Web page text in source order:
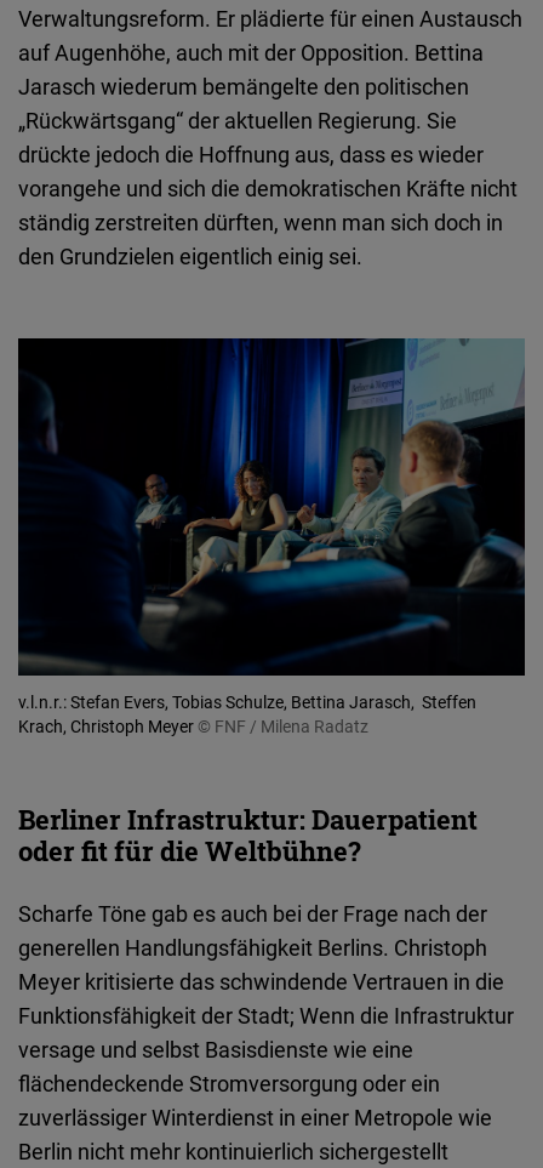
Verwaltungsreform. Er plädierte für einen Austausch
auf Augenhöhe, auch mit der Opposition. Bettina
Jarasch wiederum bemängelte den politischen
„Rückwärtsgang“ der aktuellen Regierung. Sie
drückte jedoch die Hoffnung aus, dass es wieder
vorangehe und sich die demokratischen Kräfte nicht
ständig zerstreiten dürften, wenn man sich doch in
den Grundzielen eigentlich einig sei.
v.l.n.r.: Stefan Evers, Tobias Schulze, Bettina Jarasch, Steffen
Krach, Christoph Meyer © FNF / Milena Radatz
Berliner Infrastruktur: Dauerpatient
oder fit für die Weltbühne?
Scharfe Töne gab es auch bei der Frage nach der
generellen Handlungsfähigkeit Berlins. Christoph
Meyer kritisierte das schwindende Vertrauen in die
Funktionsfähigkeit der Stadt; Wenn die Infrastruktur
versage und selbst Basisdienste wie eine
flächendeckende Stromversorgung oder ein
zuverlässiger Winterdienst in einer Metropole wie
Berlin nicht mehr kontinuierlich sichergestellt